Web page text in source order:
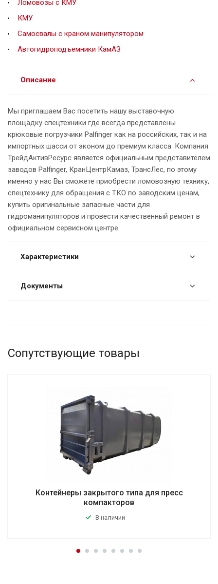
Ломовозы с КМУ
КМУ
Самосвалы с краном манипулятором
Автогидроподъемники КамАЗ
Описание
Мы приглашаем Вас посетить нашу выставочную
площадку спецтехники где всегда представлены
крюковые погрузчики Palfinger как на российских, так и на
импортных шасси от эконом до премиум класса. Компания
ТрейдАктивРесурс является официальным представителем
заводов Palfinger, КранЦентрКамаз, ТрансЛес, по этому
именно у нас Вы сможете приобрести ломовозную технику,
спецтехнику для обращения с ТКО по заводским ценам,
купить оригинальные запасные части для
гидроманипуляторов и провести качественный ремонт в
официальном сервисном центре.
Характеристики
Документы
Сопутствующие товары
Контейнеры закрытого типа для пресс
компакторов
В наличии